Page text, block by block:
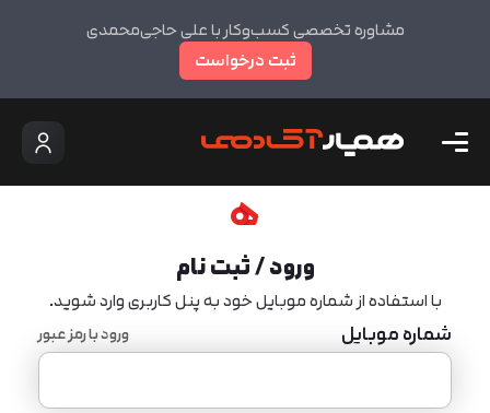
مشاوره تخصصی کسب‌وکار با علی حاجی‌محمدی
ثبت درخواست
ورود / ثبت نام
با استفاده از شماره موبایل خود به پنل کاربری وارد شوید.
شماره موبایل ورود با رمز عبور